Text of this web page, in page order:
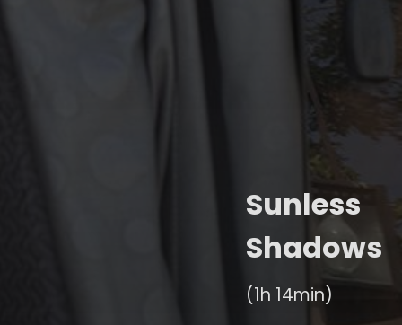
Sunless
Shadows
(1h 14min)